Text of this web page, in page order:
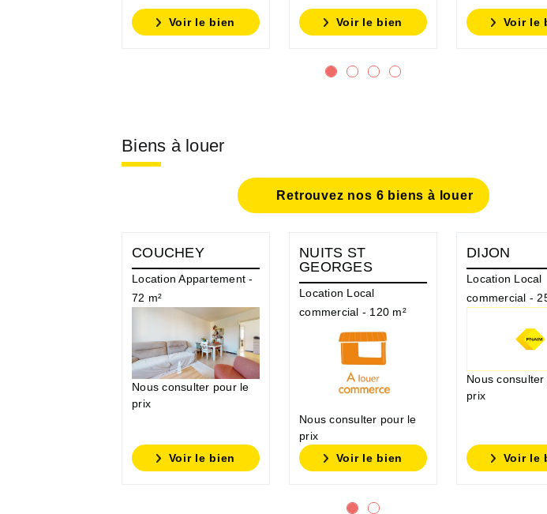
Voir le bien Voir le bien Voir le
Biens à louer
Retrouvez nos 6 biens à louer
COUCHEY
Location Appartement -
72 m²
Nous consulter pour le
prix
Voir le bien
NUITS ST
GEORGES
Location Local
commercial - 120 m²
Nous consulter pour le
prix
Voir le bien
DIJON
Location Local
commercial -
Nous
prix
Voir le